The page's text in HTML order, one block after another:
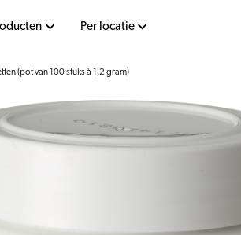
Per locatie
(pot van 100 stuks à 1,2 gram)